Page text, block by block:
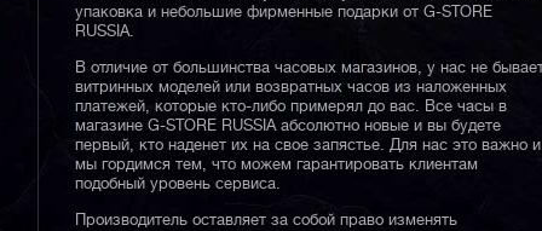
упаковка и небольшие фирменные подарки от G-STORE
RUSSIA.
В отличие от большинства часовых магазинов, у нас не
витринных моделей или возвратных часов из наложенных
платежей, которые кто-либо примерял до вас. Все часы в
магазине G-STORE RUSSIA абсолютно новые и вы будете
первый, кто наденет их на свое запястье. Для нас это важно и
мы гордимся тем, что можем гарантировать клиентам
подобный уровень сервиса.
Производитель оставляет за собой право изменять